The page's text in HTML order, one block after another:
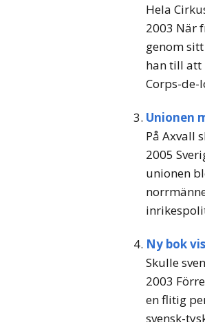
Hela
2003 När
genom
han till att
Corps-de-
Unionen
På Axvall
2005
unionen
Ny bok
Skulle
2003
en flitig
svensk-